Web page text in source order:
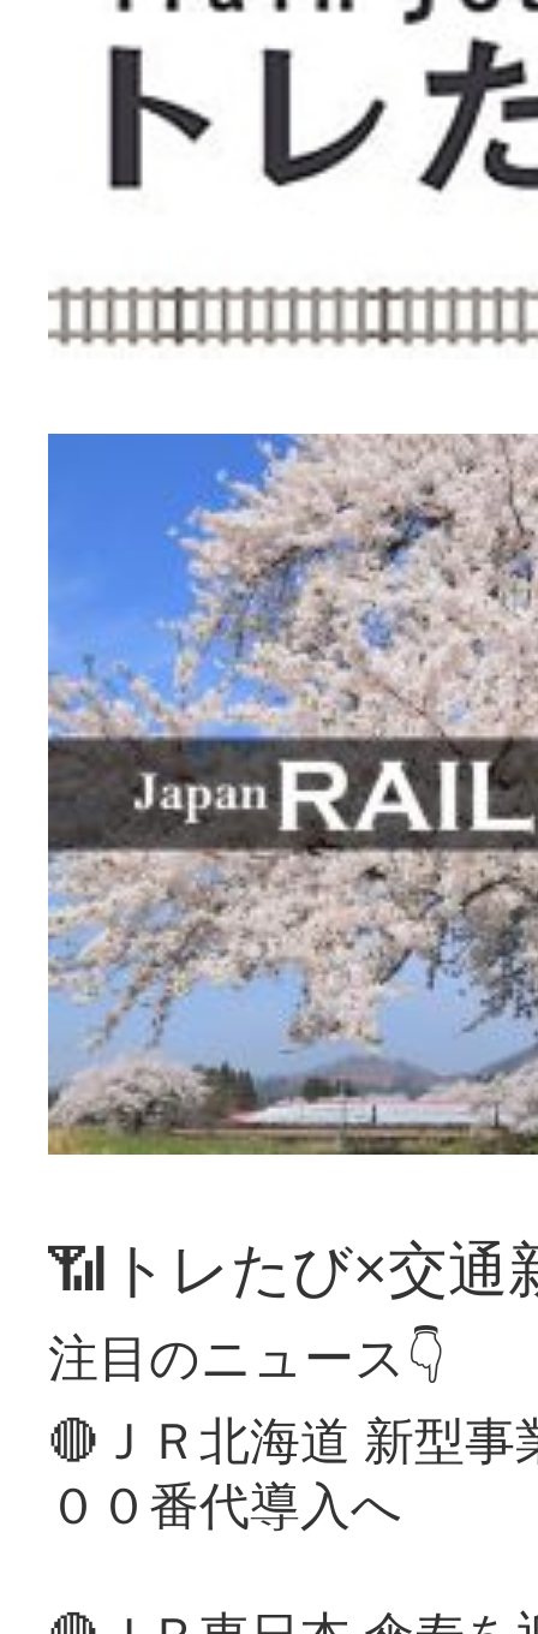
📶トレたび×交通
注目のニュース👇
🔴ＪＲ北海道 新型
００番代導入へ